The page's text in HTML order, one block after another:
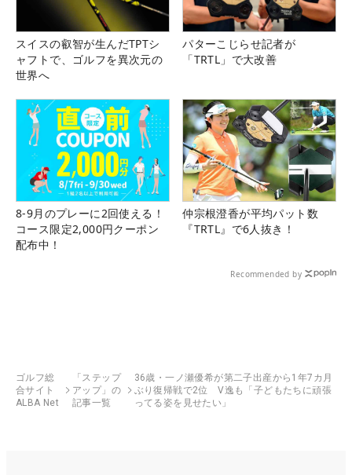
スイスの叡智が生んだTPTシ
ャフトで、ゴルフを異次元の
世界へ
パターこじらせ記者が
「TRTL」で大改善
8-9月のプレーに2回使える！
コース限定2,000円クーポン
配布中！
仲宗根澄香が平均パット数
『TRTL』で6人抜き！
Recommended by
ゴルフ総
合サイト
ALBA Net
「ステップ
アップ」の
記事一覧
36歳・一ノ瀬優希が第二子出産から1年7カ月
ぶり復帰戦で2位 V逸も「子どもたちに頑張
ってる姿を見せたい」